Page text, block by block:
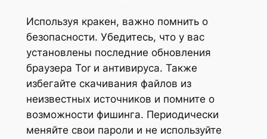
Используя кракен, важно помнить о
безопасности. Убедитесь, что у вас
установлены последние обновления
браузера Tor и антивируса. Также
избегайте скачивания файлов из
неизвестных источников и помните о
возможности фишинга. Периодически
меняйте свои пароли и не используйте